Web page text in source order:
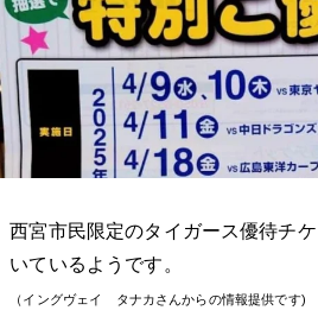
西宮市民限定のタイガース優待チ
いているようです。
（イングヴェイ タナカさんからの情報提供です)